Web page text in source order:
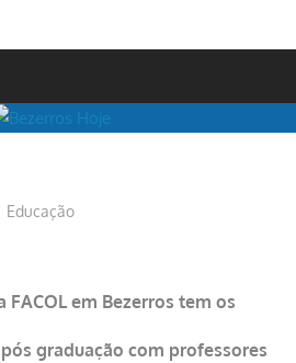
Bezerros
Hoje
Redator
Educação
FACOL em Bezerros tem os
graduação com professores